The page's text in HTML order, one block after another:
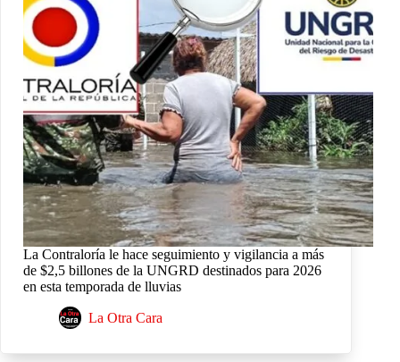
La Contraloría le hace seguimiento y vigilancia a más
de $2,5 billones de la UNGRD destinados para 2026
en esta temporada de lluvias
La Otra Cara